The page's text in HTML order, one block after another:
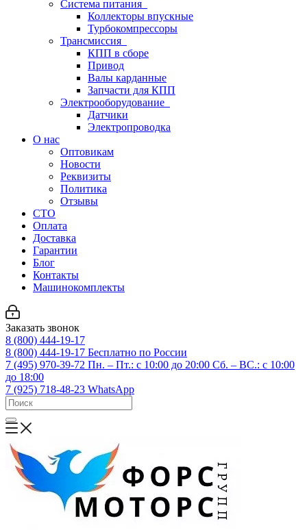
Система питания
Коллекторы впускные
Турбокомпрессоры
Трансмиссия
КПП в сборе
Привод
Валы карданные
Запчасти для КПП
Электрооборудование
Датчики
Электропроводка
О нас
Оптовикам
Новости
Реквизиты
Политика
Отзывы
СТО
Оплата
Доставка
Гарантии
Блог
Контакты
Машинокомплекты
Заказать звонок
8 (800) 444-19-17
8 (800) 444-19-17 Бесплатно по России
7 (495) 970-39-72 Пн. – Пт.: с 10:00 до 20:00 Сб. – ВС.: c 10:00
до 18:00
7 (925) 718-48-23 WhatsApp